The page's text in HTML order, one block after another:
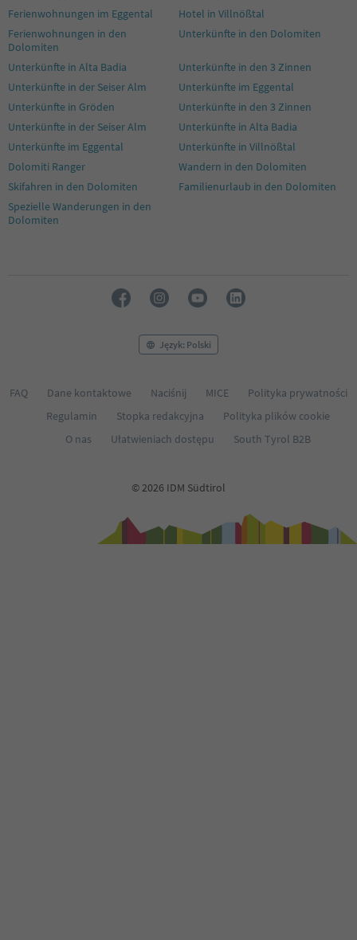
42
43
44
46
47
48
49
51
52
53
54
55
Ferienwohnungen im Eggental
Hotel in Villnößtal
Ferienwohnungen in den
Dolomiten
Unterkünfte in den Dolomiten
Unterkünfte in Alta Badia
Unterkünfte in den 3 Zinnen
Unterkünfte in der Seiser Alm
Unterkünfte im Eggental
Unterkünfte in Gröden
Unterkünfte in den 3 Zinnen
Unterkünfte in der Seiser Alm
Unterkünfte in Alta Badia
Unterkünfte im Eggental
Unterkünfte in Villnößtal
Dolomiti Ranger
Wandern in den Dolomiten
Skifahren in den Dolomiten
Familienurlaub in den Dolomiten
Spezielle Wanderungen in den
Dolomiten
Język: Polski
FAQ Dane kontaktowe Naciśnij MICE
Polityka prywatności
Regulamin
Stopka redakcyjna
Polityka plików cookie
O nas
Ułatwieniach dostępu South Tyrol B2B
© 2026 IDM Südtirol